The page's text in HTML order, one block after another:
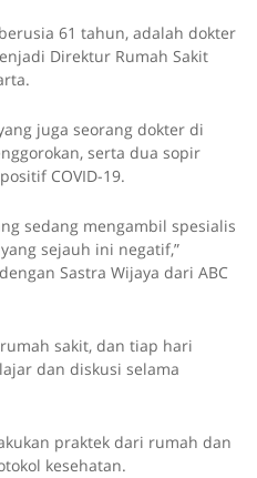
61 tahun, adalah dokter
Direktur Rumah Sakit
juga seorang dokter di
serta dua sopir
COVID-19.
sedang mengambil spesialis
sejauh ini negatif,”
Sastra Wijaya dari ABC
sakit, dan tiap hari
dan diskusi selama
praktek dari rumah dan
kesehatan.